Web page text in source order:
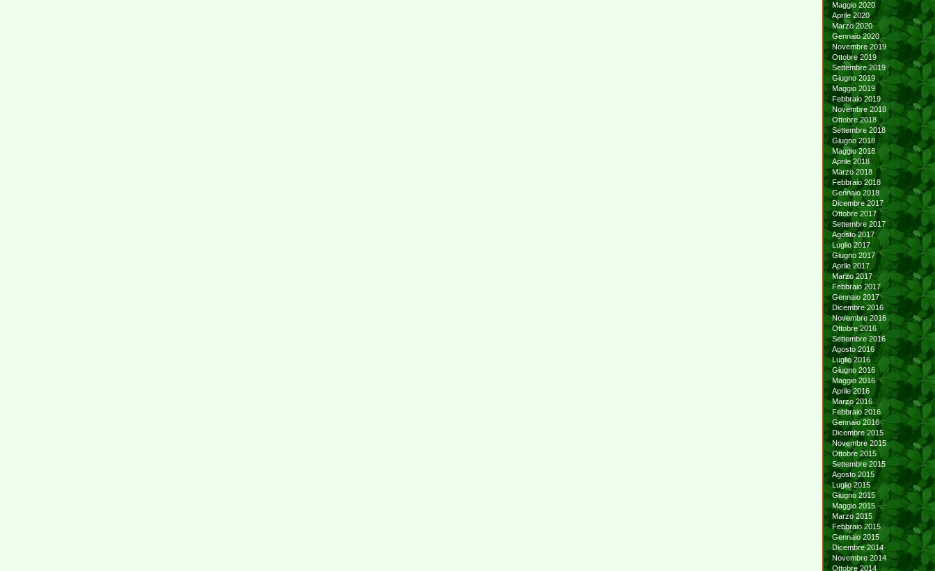
Maggio 2020
Aprile 2020
Marzo 2020
Gennaio 2020
Novembre 2019
Ottobre 2019
Settembre 2019
Giugno 2019
Maggio 2019
Febbraio 2019
Novembre 2018
Ottobre 2018
Settembre 2018
Giugno 2018
Maggio 2018
Aprile 2018
Marzo 2018
Febbraio 2018
Gennaio 2018
Dicembre 2017
Ottobre 2017
Settembre 2017
Agosto 2017
Luglio 2017
Giugno 2017
Aprile 2017
Marzo 2017
Febbraio 2017
Gennaio 2017
Dicembre 2016
Novembre 2016
Ottobre 2016
Settembre 2016
Agosto 2016
Luglio 2016
Giugno 2016
Maggio 2016
Aprile 2016
Marzo 2016
Febbraio 2016
Gennaio 2016
Dicembre 2015
Novembre 2015
Ottobre 2015
Settembre 2015
Agosto 2015
Luglio 2015
Giugno 2015
Maggio 2015
Marzo 2015
Febbraio 2015
Gennaio 2015
Dicembre 2014
Novembre 2014
Ottobre 2014